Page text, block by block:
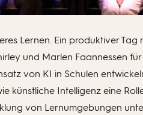
Lernen. Ein produktiver
und Marlen Faannessen
von KI in Schulen
künstliche Intelligenz eine
von Lernumgebungen